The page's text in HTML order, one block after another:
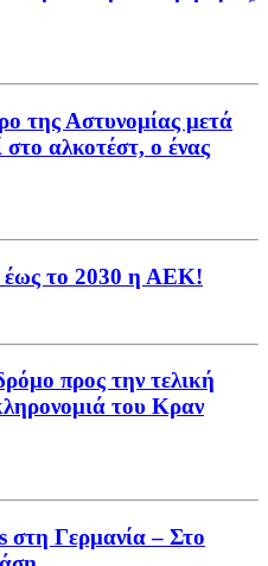
της Αστυνομίας μετά
αλκοτέστ, ο ένας
το 2030 η ΑΕΚ!
προς την τελική
του Κραν
στη Γερμανία – Στο